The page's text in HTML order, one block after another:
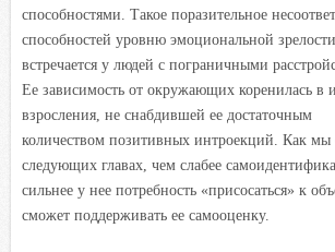
способностями. Такое поразительное
способностей уровню эмоциональной
встречается у людей с пограничными
Ее зависимость от окружающих коренилась в
взросления, не снабдившей ее достаточным
количеством позитивных интроекций. Как мы
следующих главах, чем слабее
сильнее у нее потребность «присосаться» к
сможет поддерживать ее самооценку.